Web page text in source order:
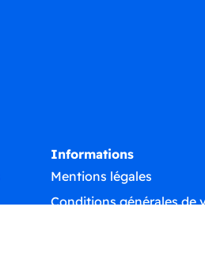
Informations
Mentions légales
Conditions générales de